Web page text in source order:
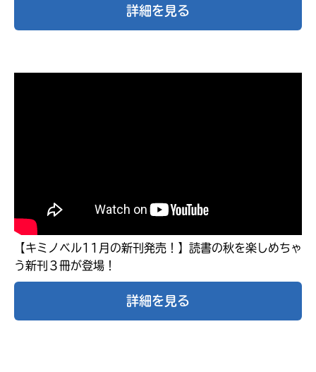
自分だけの
本だなが作れる！
詳細を見る
【キミノベル11月の新刊発売！】読書の秋を楽しめちゃ
う新刊３冊が登場！
詳細を見る